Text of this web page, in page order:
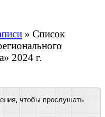
» Список
2024 г.